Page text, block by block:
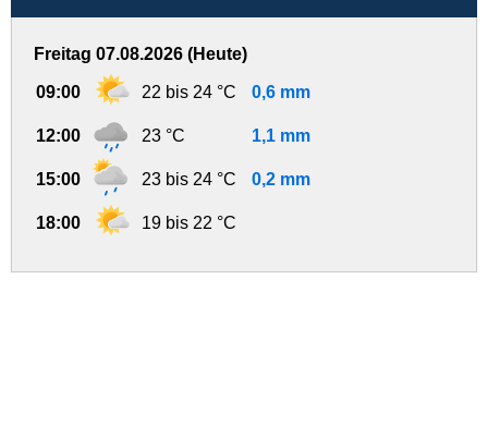
Freitag 07.08.2026 (Heute)
09:00 22 bis 24 °C 0,6 mm
12:00 23 °C 1,1 mm
15:00 23 bis 24 °C 0,2 mm
18:00 19 bis 22 °C